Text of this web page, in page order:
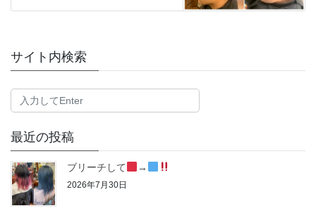
サイト内検索
最近の投稿
ブリーチして →
2026年7月30日